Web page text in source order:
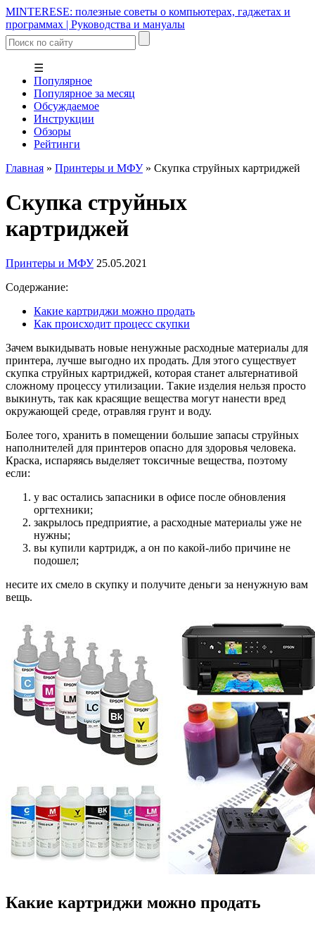
MINTERESE: полезные советы о компьютерах, гаджетах и
программах | Руководства и мануалы
☰
Популярное
Популярное за месяц
Обсуждаемое
Инструкции
Обзоры
Рейтинги
Главная » Принтеры и МФУ» Скупка струйных картриджей
Скупка струйных
картриджей
Принтеры и МФУ 25.05.2021
Содержание:
Какие картриджи можно продать
Как происходит процесс скупки
Зачем выкидывать новые ненужные расходные материалы для
принтера, лучше выгодно их продать. Для этого существует
скупка струйных картриджей, которая станет альтернативой
сложному процессу утилизации. Такие изделия нельзя просто
выкинуть, так как красящие вещества могут нанести вред
окружающей среде, отравляя грунт и воду.
Более того, хранить в помещении большие запасы струйных
наполнителей для принтеров опасно для здоровья человека.
Краска, испаряясь выделяет токсичные вещества, поэтому
если:
у вас остались запасники в офисе после обновления
оргтехники;
закрылось предприятие, а расходные материалы уже не
нужны;
вы купили картридж, а он по какой-либо причине не
подошел;
несите их смело в скупку и получите деньги за ненужную вам
вещь.
Какие картриджи можно продать